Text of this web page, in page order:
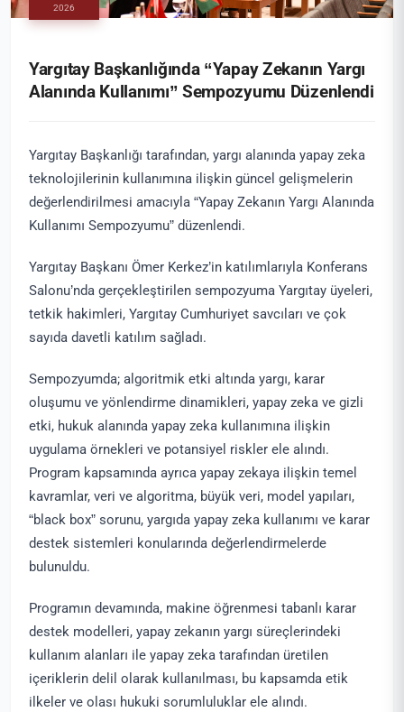
2026
Yargıtay Başkanlığında “Yapay Zekanın Yargı
Alanında Kullanımı” Sempozyumu Düzenlendi
Yargıtay Başkanlığı tarafından, yargı alanında yapay zeka
teknolojilerinin kullanımına ilişkin güncel gelişmelerin
değerlendirilmesi amacıyla “Yapay Zekanın Yargı Alanında
Kullanımı Sempozyumu” düzenlendi.
Yargıtay Başkanı Ömer Kerkez’in katılımlarıyla Konferans
Salonu’nda gerçekleştirilen sempozyuma Yargıtay üyeleri,
tetkik hakimleri, Yargıtay Cumhuriyet savcıları ve çok
sayıda davetli katılım sağladı.
Sempozyumda; algoritmik etki altında yargı, karar
oluşumu ve yönlendirme dinamikleri, yapay zeka ve gizli
etki, hukuk alanında yapay zeka kullanımına ilişkin
uygulama örnekleri ve potansiyel riskler ele alındı.
Program kapsamında ayrıca yapay zekaya ilişkin temel
kavramlar, veri ve algoritma, büyük veri, model yapıları,
“black box” sorunu, yargıda yapay zeka kullanımı ve karar
destek sistemleri konularında değerlendirmelerde
bulunuldu.
Programın devamında, makine öğrenmesi tabanlı karar
destek modelleri, yapay zekanın yargı süreçlerindeki
kullanım alanları ile yapay zeka tarafından üretilen
içeriklerin delil olarak kullanılması, bu kapsamda etik
ilkeler ve olası hukuki sorumluluklar ele alındı.